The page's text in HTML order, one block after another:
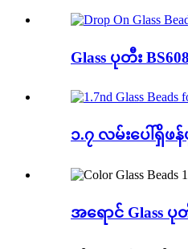
Glass ပုတီး
၁.၇ လမ်းပေါ်ရှိဖ
အရောင် Glass ပု